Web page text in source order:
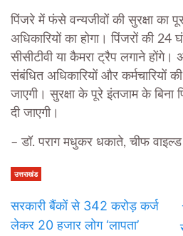
पिंजरे में फंसे वन्यजीवों की सुरक्षा का
अधिकारियों का होगा। पिंजरों की 24
सीसीटीवी या कैमरा ट्रैप लगाने होंगे।
संबंधित अधिकारियों और कर्मचारियों
जाएगी। सुरक्षा के पूरे इंतजाम के बिना
दी जाएगी।
– डॉ. पराग मधुकर धकाते, चीफ वाइल्ड
उत्तराखंड
सरकारी बैंकों से 342 करोड़ कर्ज
लेकर 20 हजार लोग ‘लापता’